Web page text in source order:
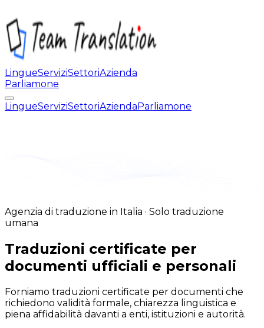
LingueServiziSettoriAzienda
Parliamone
LingueServiziSettoriAziendaParliamone
Agenzia di traduzione in Italia · Solo traduzione
umana
Traduzioni certificate per
documenti ufficiali e personali
Forniamo traduzioni certificate per documenti che
richiedono validità formale, chiarezza linguistica e
piena affidabilità davanti a enti, istituzioni e autorità.